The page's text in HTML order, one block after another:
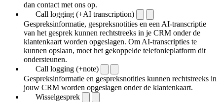
dan contact met ons op.
Call logging (+AI transcription)
Gespreksinformatie, gespreksnotities en een AI-transcriptie
van het gesprek kunnen rechtstreeks in je CRM onder de
klantenkaart worden opgeslagen. Om AI-transcripties te
kunnen opslaan, moet het gekoppelde telefonieplatform dit
ondersteunen.
Call logging (+note)
Gespreksinformatie en gespreksnotities kunnen rechtstreeks in
jouw CRM worden opgeslagen onder de klantenkaart.
Wisselgesprek